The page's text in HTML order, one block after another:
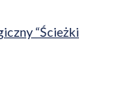
“Ścieżki